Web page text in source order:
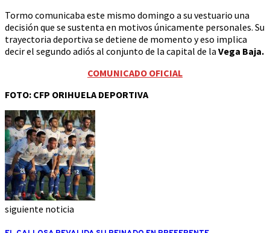
Tormo comunicaba este mismo domingo a su vestuario una
decisión que se sustenta en motivos únicamente personales. Su
trayectoria deportiva se detiene de momento y eso implica
decir el segundo adiós al conjunto de la capital de la Vega Baja.
COMUNICADO OFICIAL
FOTO: CFP ORIHUELA DEPORTIVA
siguiente noticia